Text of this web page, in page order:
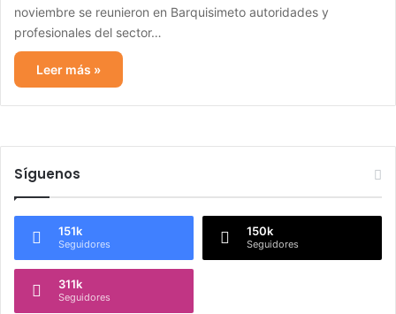
noviembre se reunieron en Barquisimeto autoridades y
profesionales del sector…
Leer más »
Síguenos
151k
Seguidores
150k
Seguidores
311k
Seguidores